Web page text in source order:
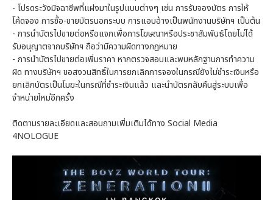
- โปรดระวังมิจฉาชีพที่แฝงมาในรูปแบบต่างๆ เช่น การรับจองบัตร การให้
โค้ดจอง การซื้อ-ขายบัตรนอกระบบ การแอบอ้างเป็นพนักงานบริษัทฯ เป็นต้น
- การนำบัตรไปขายต่อหรือแจกเพื่อการโฆษณาหรือประชาสัมพันธ์โดยไม่ได้
รับอนุญาตจากบริษัทฯ ถือว่ามีความผิดทางกฎหมาย
- การนำบัตรไปขายต่อเพิ่มราคา หากตรวจสอบและพบหลักฐานการทำความ
ผิด ทางบริษัทฯ ขอสงวนสิทธิ์ในการยกเลิกการจองในกรณียังไม่ชำระเงินหรือ
ยกเลิกบัตรเป็นโมฆะในกรณีที่ชำระเงินแล้ว และนำบัตรกลับคืนสู่ระบบเพื่อ
จำหน่ายใหม่อีกครั้ง
ติดตามรายละเอียดและสอบถามเพิ่มเติมได้ทาง Social Media
4NOLOGUE